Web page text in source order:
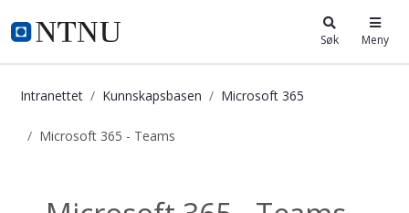
i.ntnu.no Søk Meny
Intranettet Kunnskapsbasen Microsoft 365
Microsoft 365 - Teams